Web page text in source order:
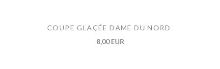
COUPE GLAÇÉE DAME DU NORD
8,00 EUR